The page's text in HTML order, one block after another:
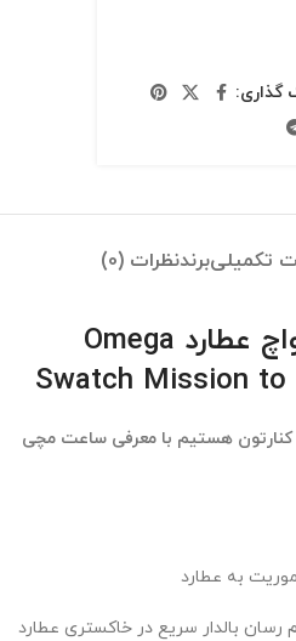
گذاری:
تکمیلیبرندنظرات (0)
ساعت مچی امگا سواچ عطارد Omega
Swatch Mission to
کنارتون هستیم با معرفی ساعت مچی
به عطارد
رسان بالدار سریع در خاکستری عطارد